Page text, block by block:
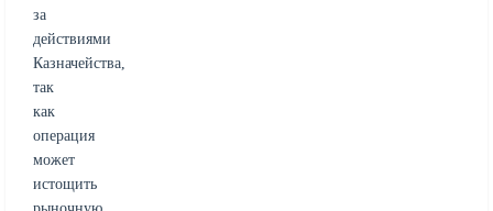
за
действиями
Казначейства,
так
как
операция
может
истощить